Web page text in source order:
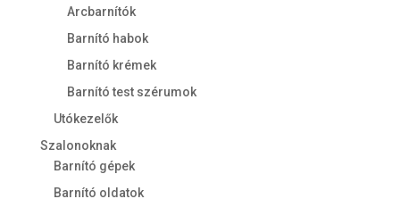
Arcbarnítók
Barnító habok
Barnító krémek
Barnító test szérumok
Utókezelők
Szalonoknak
Barnító gépek
Barnító oldatok